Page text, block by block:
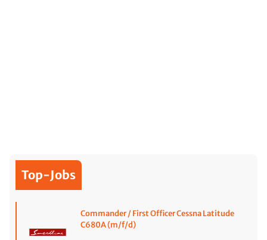
Top-Jobs
Commander / First Officer Cessna Latitude
C680A (m/f/d)